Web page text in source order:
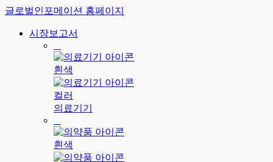
글로벌인포메이션 홈페이지
시장보고서
의료기기